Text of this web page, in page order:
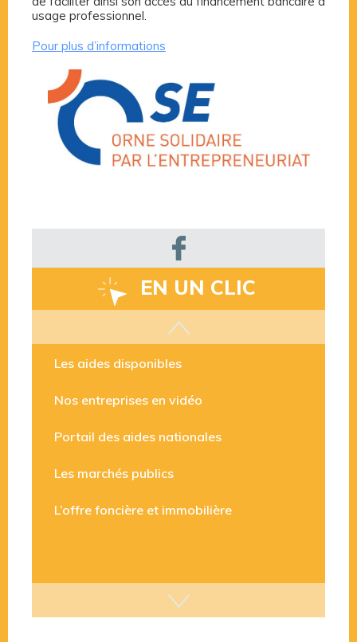
usage professionnel.
Pour plus d’informations
EN UN CLIC
Intercom le Mag’
Les aides disponibles
Nos entreprises en vidéo
Portail des aides nationales
Les marchés publics